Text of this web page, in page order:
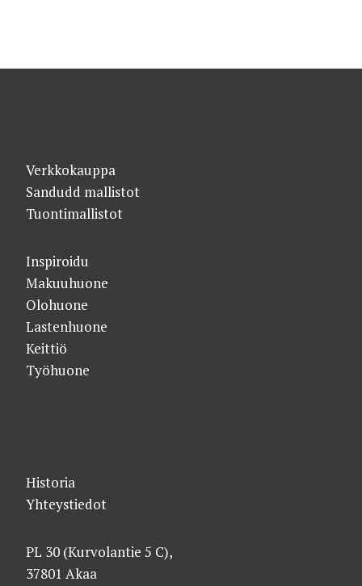
Verkkokauppa
Sandudd mallistot
Tuontimallistot
Inspiroidu
Makuuhuone
Olohuone
Lastenhuone
Keittiö
Työhuone
Historia
Yhteystiedot
PL 30 (Kurvolantie 5 C),
37801 Akaa